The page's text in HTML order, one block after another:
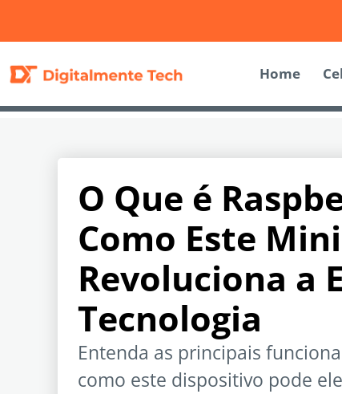
Home
O Que é
Como Este
Revoluciona a
Tecnologia
Entenda as principais
como este dispositivo pode